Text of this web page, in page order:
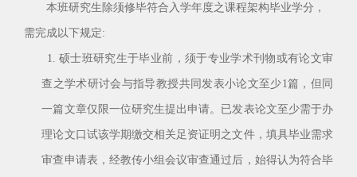
本班研究生除须修毕符合入学年度之课程架构毕业学分，
需完成以下规定:
1.硕士班研究生于毕业前，须于专业学术刊物或有论文审
查之学术研讨会与指导教授共同发表小论文至少1篇，但同
一篇文章仅限一位研究生提出申请。已发表论文至少需于办
理论文口试该学期缴交相关足资证明之文件，填具毕业需求
审查申请表，经教传小组会议审查通过后，始得认为符合毕